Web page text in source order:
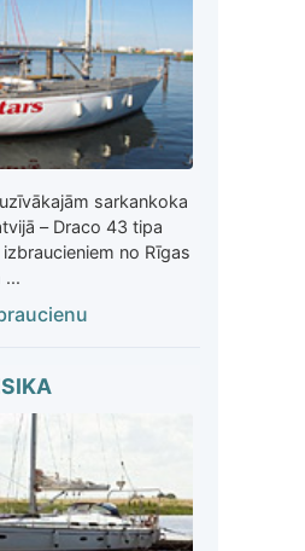
sarkankoka
– Draco 43 tipa
no Rīgas
...